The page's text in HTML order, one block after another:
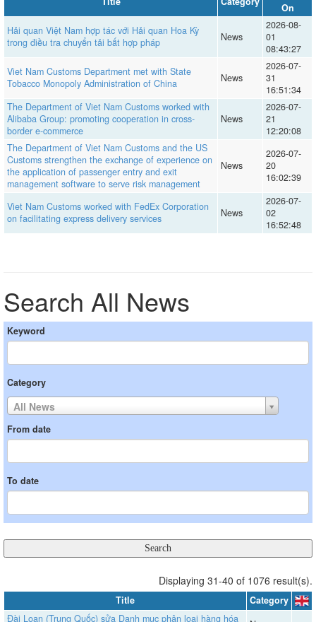
On
Hải quan Việt Nam hợp tác với Hải quan Hoa Kỳ
trong điều tra chuyển tải bất hợp pháp
News
2026-08-
01
08:43:27
Viet Nam Customs Department met with State
Tobacco Monopoly Administration of China
News
2026-07-
31
16:51:34
The Department of Viet Nam Customs worked with
Alibaba Group: promoting cooperation in cross-
border e-commerce
News
2026-07-
21
12:20:08
The Department of Viet Nam Customs and the US
Customs strengthen the exchange of experience on
the application of passenger entry and exit
management software to serve risk management
News
2026-07-
20
16:02:39
Viet Nam Customs worked with FedEx Corporation
on facilitating express delivery services
News
2026-07-
02
16:52:48
Search All News
Keyword
Category
All News
From date
To date
Displaying 31-40 of 1076 result(s).
Title
Category
Đài Loan (Trung Quốc) sửa Danh mục phân loại hàng hóa